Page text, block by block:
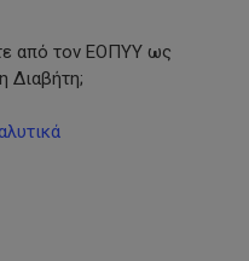
από τον ΕΟΠΥΥ ως
Διαβήτη;